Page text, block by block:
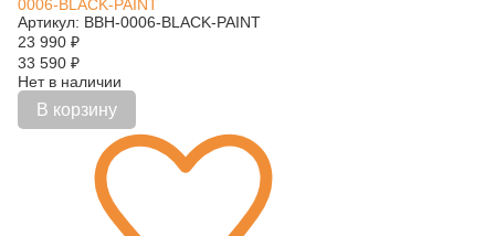
0006-BLACK-PAINT
Артикул: BBH-0006-BLACK-PAINT
23 990 ₽
33 590 ₽
Нет в наличии
В корзину